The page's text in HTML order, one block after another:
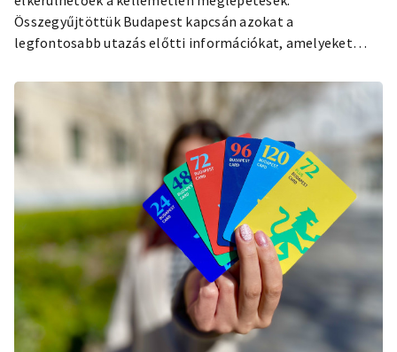
Összegyűjtöttük Budapest kapcsán azokat a
legfontosabb utazás előtti információkat, amelyeket